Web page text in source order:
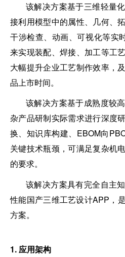
该解决方案基于三维轻量化
接利用模型中的属性、几何、
干涉检查、动画、可视化等实
来实现装配、焊接、加工等工
大幅提升企业工艺制作效率，
品上市时间。
该解决方案基于成熟度较高
杂产品研制实际需求进行深度
换、知识库构建、EBOM向
关键技术瓶颈，可满足复杂机
的要求。
该解决方案具有完全自主知
性能国产三维工艺设计APP，
方案。
1. 应用架构